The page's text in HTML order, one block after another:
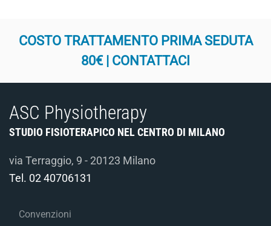
COSTO TRATTAMENTO PRIMA SEDUTA
80€ | CONTATTACI
ASC Physiotherapy
STUDIO FISIOTERAPICO NEL CENTRO DI MILANO
via Terraggio, 9 - 20123 Milano
Tel. 02 40706131
Convenzioni